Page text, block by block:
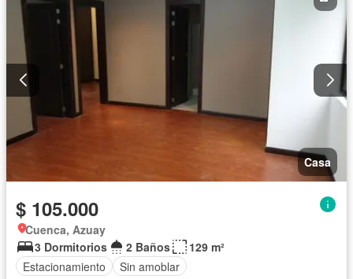
Casa
$ 105.000
Cuenca, Azuay
3 Dormitorios
2 Baños
129 m²
Estacionamiento
Sin amoblar